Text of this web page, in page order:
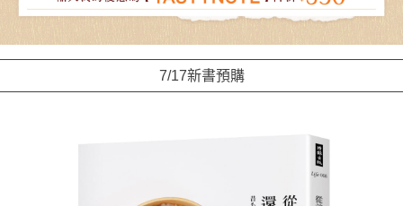
7/17新書預購